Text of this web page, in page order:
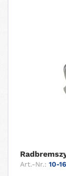
Art.-Nr.: 10-